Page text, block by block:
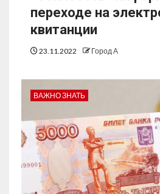
переходе на
квитанции
23.11.2022 Город А
ВАЖНО ЗНАТЬ